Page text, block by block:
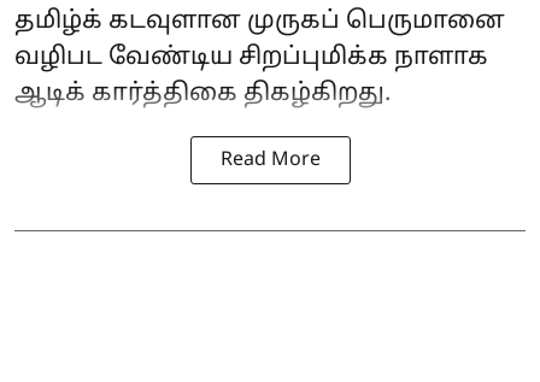
தமிழ்க் கடவுளான முருகப் பெருமானை
வழிபட வேண்டிய சிறப்புமிக்க நாளாக
ஆடிக் கார்த்திகை திகழ்கிறது.
Read More